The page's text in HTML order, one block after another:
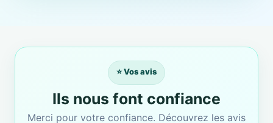
⭐ Vos avis
Ils nous font confiance
Merci pour votre confiance. Découvrez les avis